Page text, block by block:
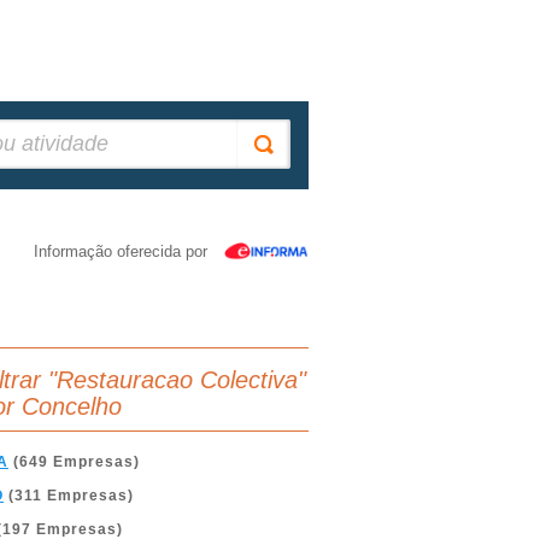
Informação oferecida por
"Restauracao Colectiva"
Concelho
(649 Empresas)
(311 Empresas)
Empresas)